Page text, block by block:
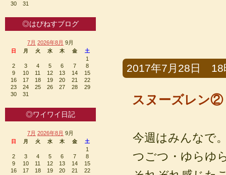
2017年7月28日 18
スヌーズレン②
今週はみんなで
つごつ・ゆらゆ
30
31
◎はぴねすブログ
7月 2026年8月 9月
日 月 火 水 木 金 土
1
2
3 4 5 6 7
8
9
10 11 12 13 14
15
16
17 18 19 20 21
22
23
24 25 26 27 28
29
30
31
◎ワイワイ日記
7月 2026年8月 9月
日 月 火 水 木 金 土
1
2
3 4 5 6 7
8
9
10 11 12 13 14
15
16
17 18 19 20 21
22